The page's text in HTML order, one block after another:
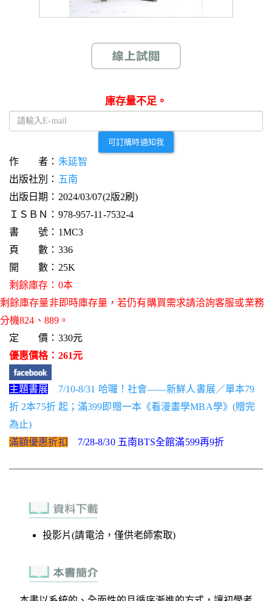
庫存量不足。
可訂購時通知我
作 者： 朱延智
出版社別： 五南
出版日期：2024/03/07(2版2刷)
ＩＳＢＮ：978-957-11-7532-4
書 號：1MC3
頁 數：336
開 數：25K
剩餘庫存：0本
剩餘庫存量非即時庫存量，若仍有購買需求請洽詢客服或業務
分機824、889。
定 價：330元
優惠價格：261元
主題書展
7/10-8/31 哈囉！社會——新鮮人書展／單本79
折 2本75折 起；滿399即贈一本《看漫畫學MBA學》(贈完
為止)
滿額優惠折扣
7/28-8/30 五南BTS全館滿599再9折
投影片(請電洽，僅供老師索取)